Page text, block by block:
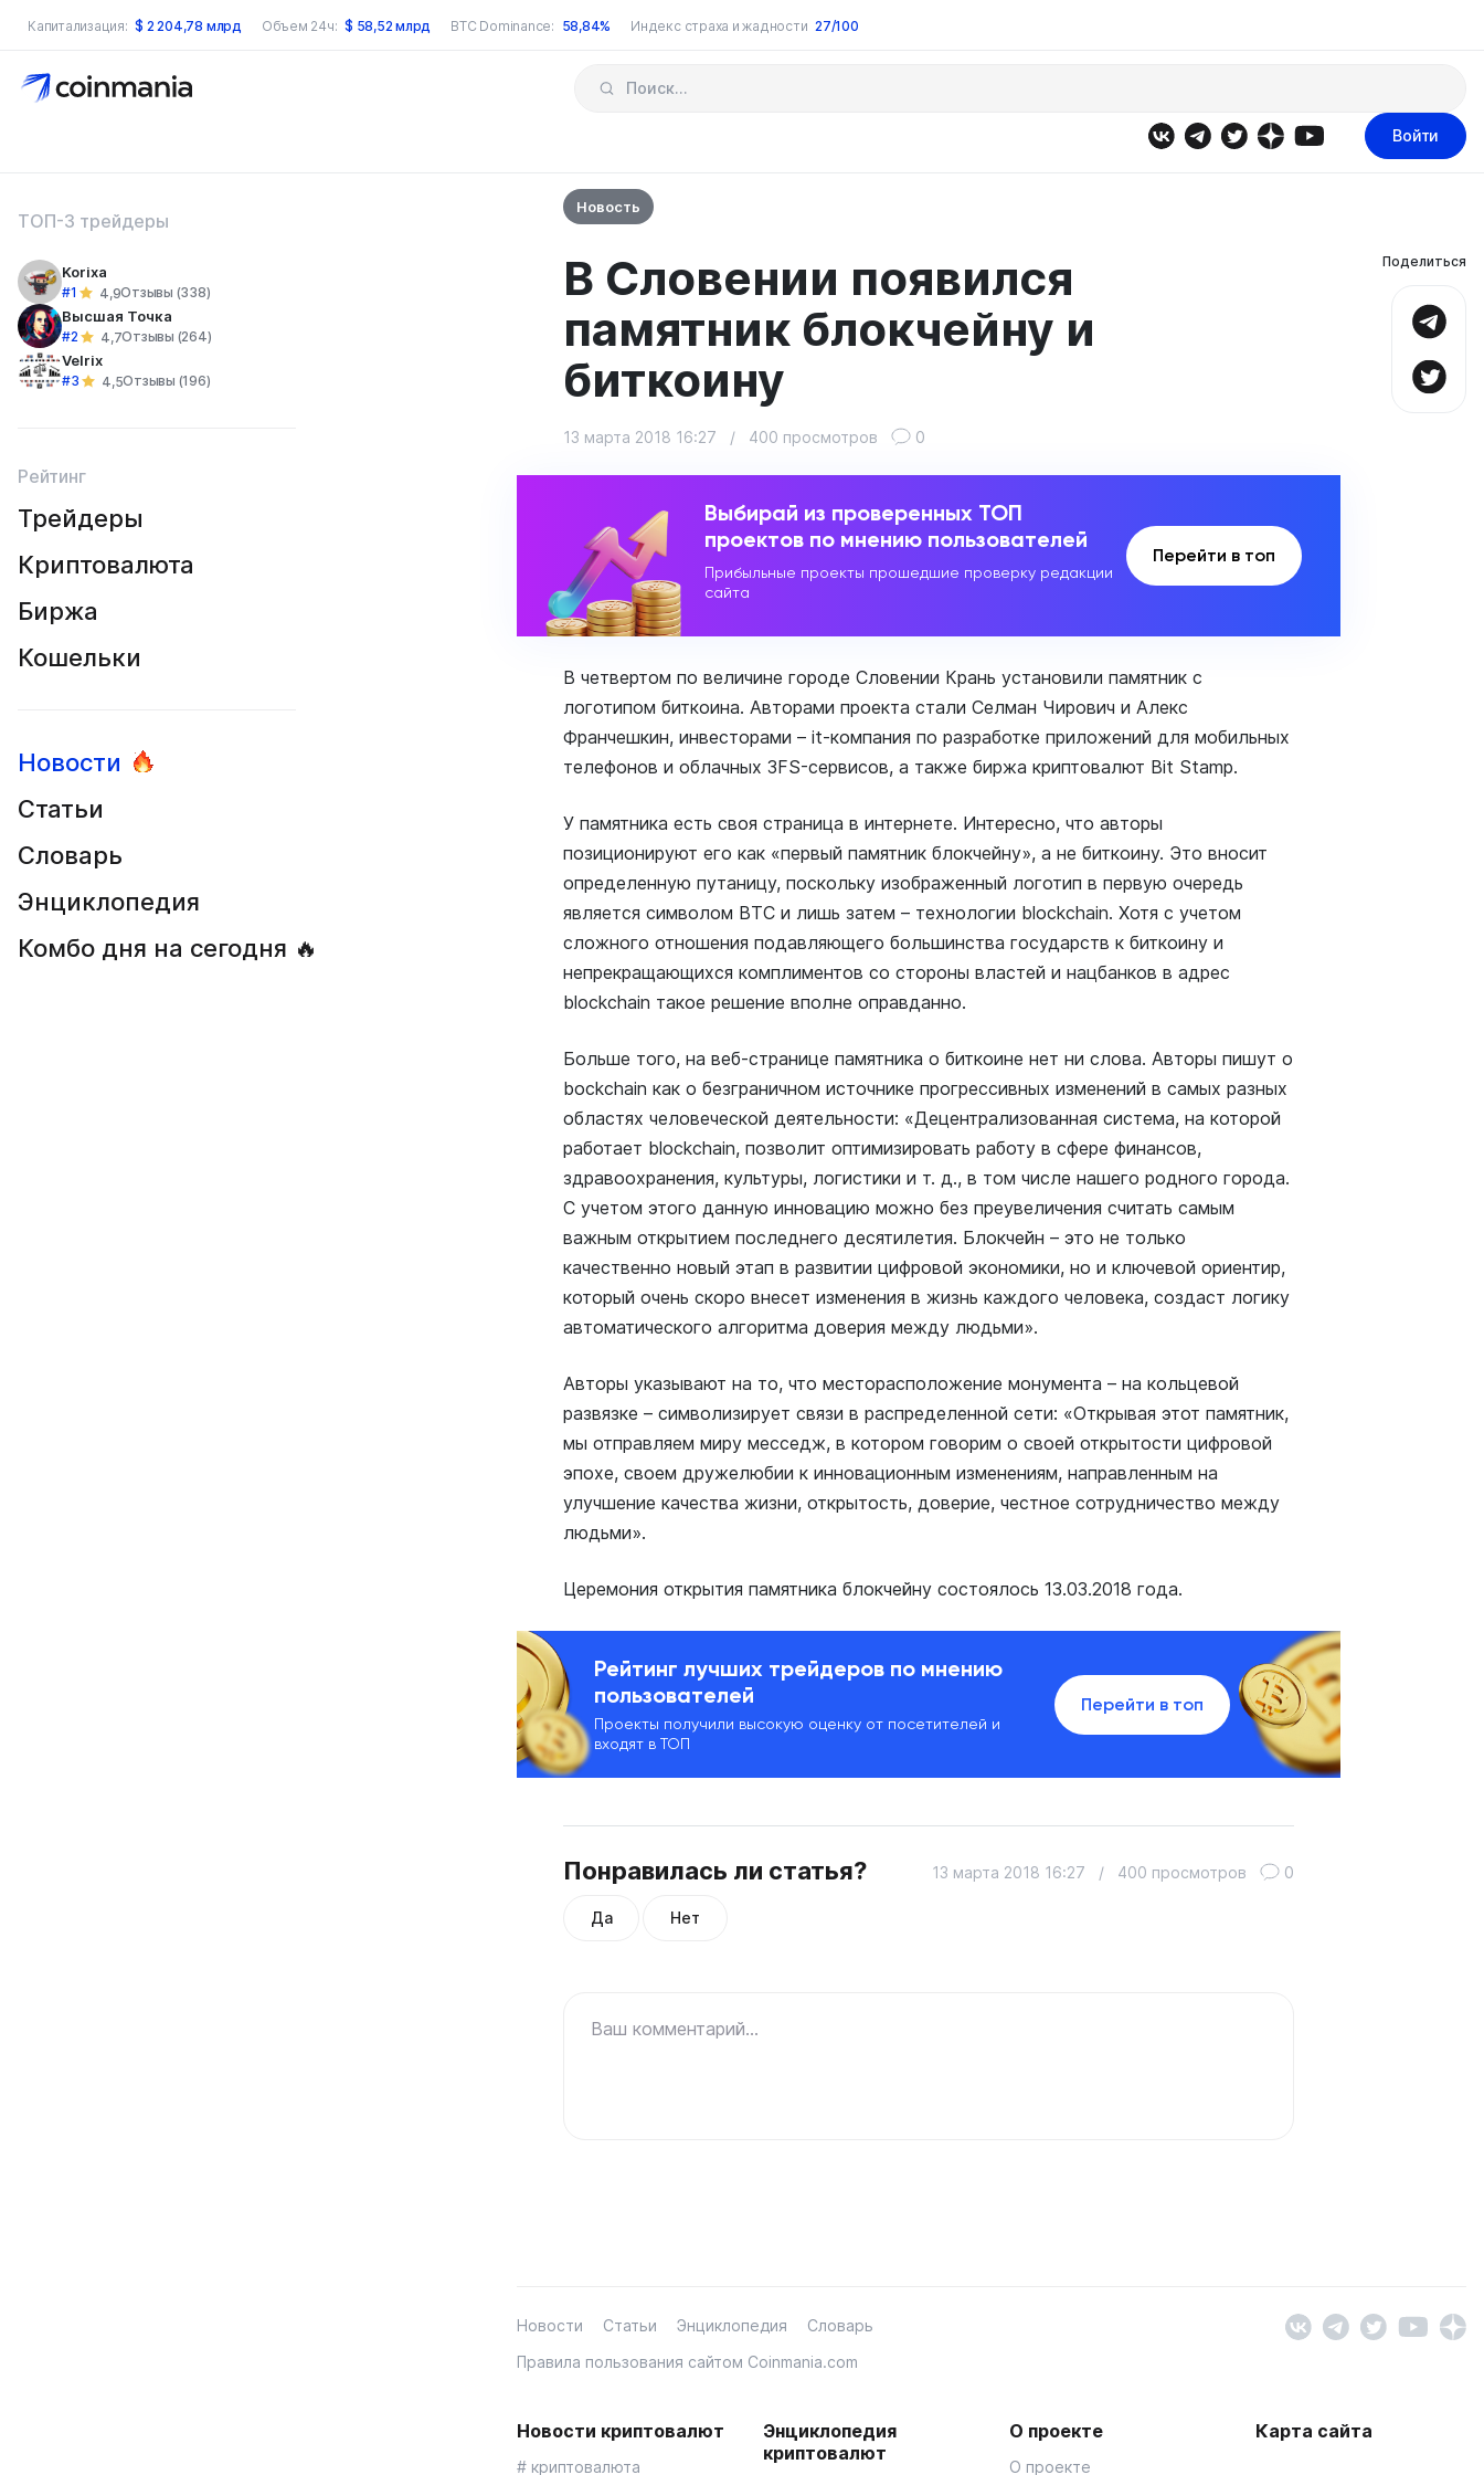
Капитализация: $ 2 204,78 млрд Объем 24ч: $ 58,52 млрд BTC Dominance: 58,84% Индекс страха и жадности 27/100
по сайту
Войти
ТОП-3 трейдеры
Korixa
#1 4,9Отзывы (338)
Высшая Точка
#2 4,7Отзывы (264)
Velrix
#3 4,5Отзывы (196)
Рейтинг
Трейдеры
Криптовалюта
Биржа
Кошельки
Новости
Статьи
Словарь
Энциклопедия
Комбо дня на сегодня 🔥
Новость
В Словении появился
памятник блокчейну и
биткоину
13 марта 2018 16:27 / 400 просмотров 0
Выбирай из проверенных ТОП
проектов по мнению пользователей
Прибыльные проекты прошедшие проверку редакции
сайта
Перейти в топ
В четвертом по величине городе Словении Крань установили памятник с
логотипом биткоина. Авторами проекта стали Селман Чирович и Алекс
Франчешкин, инвесторами – it-компания по разработке приложений для мобильных
телефонов и облачных 3FS-сервисов, а также биржа криптовалют Bit Stamp.
У памятника есть своя страница в интернете. Интересно, что авторы
позиционируют его как «первый памятник блокчейну», а не биткоину. Это вносит
определенную путаницу, поскольку изображенный логотип в первую очередь
является символом ВТС и лишь затем – технологии blockchain. Хотя с учетом
сложного отношения подавляющего большинства государств к биткоину и
непрекращающихся комплиментов со стороны властей и нацбанков в адрес
blockchain такое решение вполне оправданно.
Больше того, на веб-странице памятника о биткоине нет ни слова. Авторы пишут о
bockchain как о безграничном источнике прогрессивных изменений в самых разных
областях человеческой деятельности: «Децентрализованная система, на которой
работает blockchain, позволит оптимизировать работу в сфере финансов,
здравоохранения, культуры, логистики и т. д., в том числе нашего родного города.
С учетом этого данную инновацию можно без преувеличения считать самым
важным открытием последнего десятилетия. Блокчейн – это не только
качественно новый этап в развитии цифровой экономики, но и ключевой ориентир,
который очень скоро внесет изменения в жизнь каждого человека, создаст логику
автоматического алгоритма доверия между людьми».
Авторы указывают на то, что месторасположение монумента – на кольцевой
развязке – символизирует связи в распределенной сети: «Открывая этот памятник,
мы отправляем миру месседж, в котором говорим о своей открытости цифровой
эпохе, своем дружелюбии к инновационным изменениям, направленным на
улучшение качества жизни, открытость, доверие, честное сотрудничество между
людьми».
Церемония открытия памятника блокчейну состоялось 13.03.2018 года.
Рейтинг лучших трейдеров по мнению
пользователей
Проекты получили высокую оценку от посетителей и
входят в ТОП
Перейти в топ
Понравилась ли статья?
Да Нет
13 марта 2018 16:27 / 400 просмотров 0
Ваш комментарий...
Поделиться
Новости Статьи Энциклопедия
Словарь
Правила пользования сайтом Coinmania.com
Новости криптовалют
# криптовалюта
Энциклопедия
криптовалют
О проекте
О проекте
Карта сайта